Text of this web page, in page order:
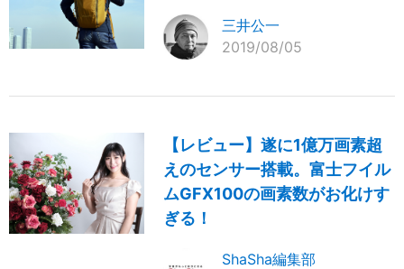
三井公一
2019/08/05
【レビュー】遂に1億万画素超
えのセンサー搭載。富士フイル
ムGFX100の画素数がお化けす
ぎる！
ShaSha編集部